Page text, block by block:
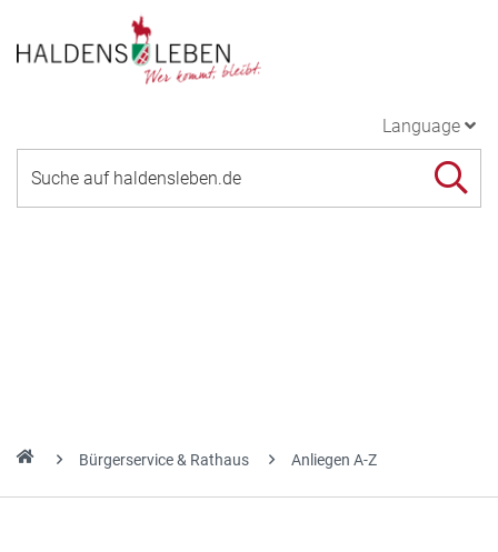
Language
Bürgerservice & Rathaus Anliegen A-Z